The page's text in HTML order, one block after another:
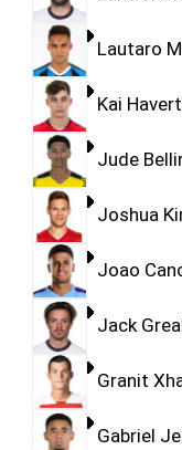
Lautaro
Kai
Jude
Joshua
Joao
Jack
Granit
Gabriel